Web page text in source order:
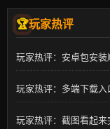
玩家热评
玩家热评：安卓包安装
玩家热评：多端下载入
玩家热评：截图看起来